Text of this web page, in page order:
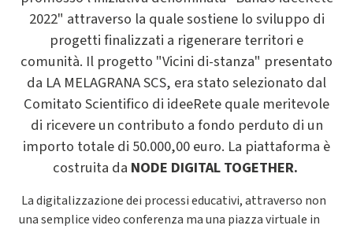
2022" attraverso la quale sostiene lo sviluppo di
progetti finalizzati a rigenerare territori e
comunità. Il progetto "Vicini di-stanza" presentato
da LA MELAGRANA SCS, era stato selezionato dal
Comitato Scientifico di ideeRete quale meritevole
di ricevere un contributo a fondo perduto di un
importo totale di 50.000,00euro. La piattaforma è
costruita da NODE DIGITAL TOGETHER.
La digitalizzazione dei processi educativi, attraverso non
una semplice video conferenza ma una piazza virtuale in